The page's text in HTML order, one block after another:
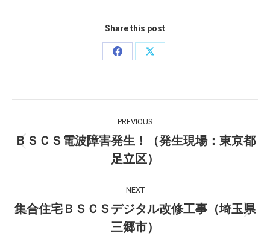
Share this post
Share
Share
navigation
PREVIOUS
Previous
post:
ＢＳＣＳ電波障害発生！（発生現場：東京都
足立区）
NEXT
Next
post:
集合住宅ＢＳＣＳデジタル改修工事（埼玉県
三郷市）